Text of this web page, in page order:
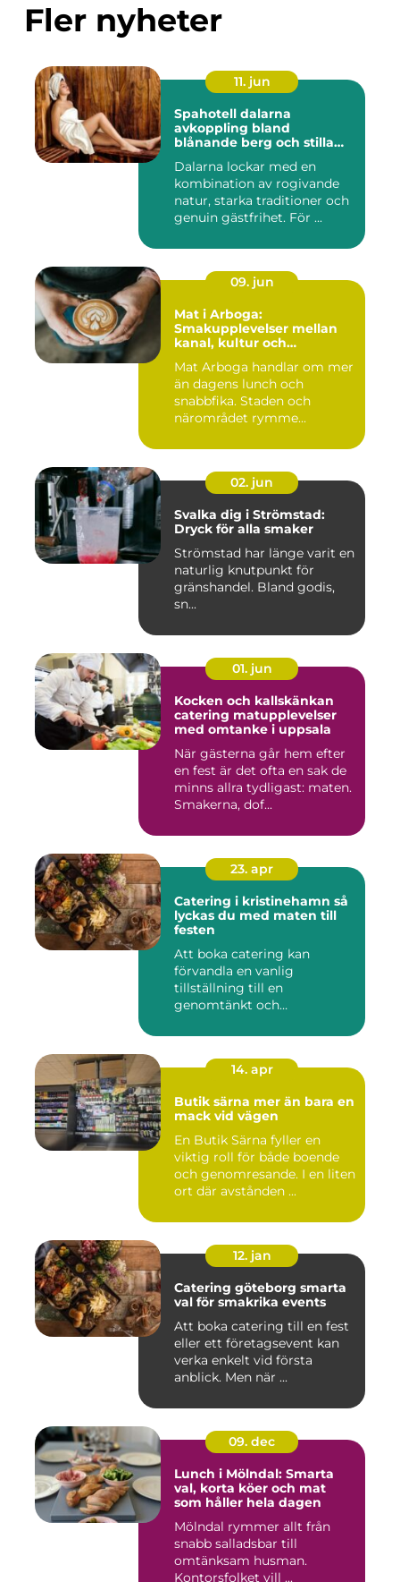
Fler nyheter
11. jun
Spahotell dalarna
avkoppling bland
blånande berg och stilla
Dalarna lockar med en
kombination av rogivande
natur, starka traditioner och
genuin gästfrihet. För ...
09. jun
Mat i Arboga:
Smakupplevelser mellan
kanal, kultur och
Mat Arboga handlar om mer
än dagens lunch och
snabbfika. Staden och
närområdet rymme...
02. jun
Svalka dig i Strömstad:
Dryck för alla smaker
Strömstad har länge varit en
naturlig knutpunkt för
gränshandel. Bland godis,
sn...
01. jun
Kocken och kallskänkan
catering matupplevelser
med omtanke i uppsala
När gästerna går hem efter
en fest är det ofta en sak de
minns allra tydligast: maten.
Smakerna, dof...
23. apr
Catering i kristinehamn så
lyckas du med maten till
festen
Att boka catering kan
förvandla en vanlig
tillställning till en
genomtänkt och
14. apr
Butik särna mer än bara en
mack vid vägen
En Butik Särna fyller en
viktig roll för både boende
och genomresande. I en liten
ort där avstånden ...
12. jan
Catering göteborg smarta
val för smakrika events
Att boka catering till en fest
eller ett företagsevent kan
verka enkelt vid första
anblick. Men när ...
09. dec
Lunch i Mölndal: Smarta
val, korta köer och mat
som håller hela dagen
Mölndal rymmer allt från
snabb salladsbar till
omtänksam husman.
Kontorsfolket vill ...